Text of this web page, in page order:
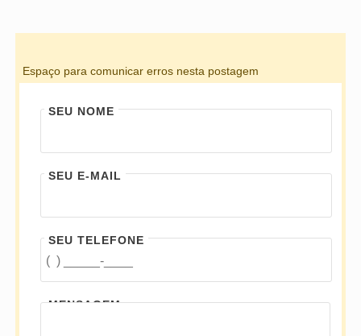
Espaço para comunicar erros nesta postagem
SEU NOME
SEU E-MAIL
SEU TELEFONE
MENSAGEM